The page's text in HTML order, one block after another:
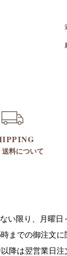
送料について
い限り、月曜日
時までの御注文に
降は翌営業日注